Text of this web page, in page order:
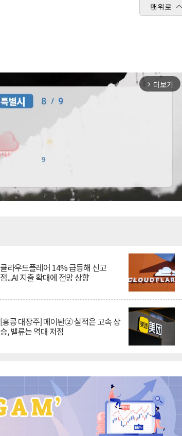
맨위로
arrow_forward_ios 더보기
클라우드플레어 14% 급등해 신고
점...AI 지출 확대에 전망 상향
[홍콩 대장주] 메이퇀② 실적은 고속 상
승, 밸류는 역대 저점